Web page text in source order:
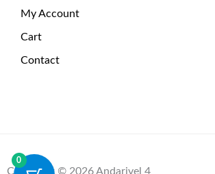
My Account
Cart
Contact
Copyright © 2026 Andarivel 4
0